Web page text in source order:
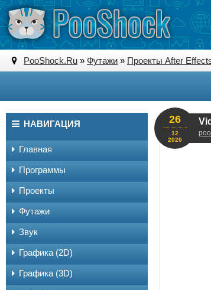
PooShock.Ru » Футажи » Проекты After
26
12
2020
НАВИГАЦИЯ
Главная
Программы
Проекты
Футажи
Звук
Графика (2D)
Графика (3D)